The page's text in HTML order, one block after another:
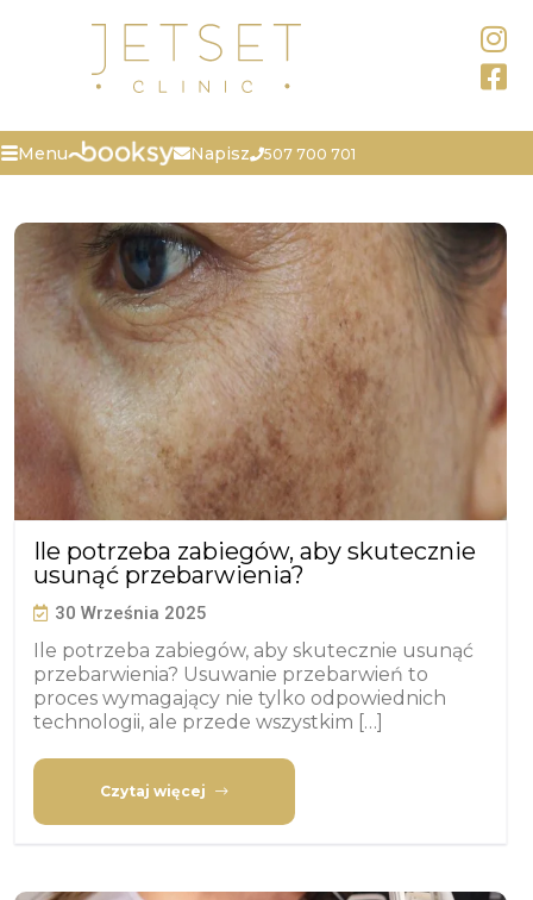
Menu Napisz 507 700 701
Ile potrzeba zabiegów, aby skutecznie
usunąć przebarwienia?
30 Września 2025
Ile potrzeba zabiegów, aby skutecznie usunąć
przebarwienia? Usuwanie przebarwień to
proces wymagający nie tylko odpowiednich
technologii, ale przede wszystkim […]
Czytaj więcej